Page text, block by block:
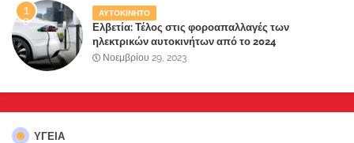
ΑΥΤΟΚΙΝΗΤΟ
Ελβετία: Τέλος στις φοροαπαλλαγές των
ηλεκτρικών αυτοκινήτων από το 2024
Νοεμβρίου 29, 2023
ΥΓΕΙΑ